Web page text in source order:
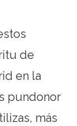
de
en la
pundonor
más